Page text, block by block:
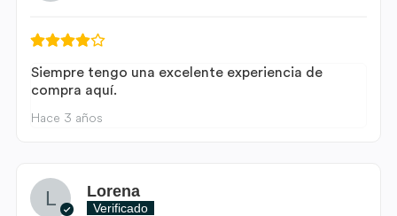
Siempre tengo una excelente experiencia de
compra aquí.
Hace 3 años
Lorena
Verificado